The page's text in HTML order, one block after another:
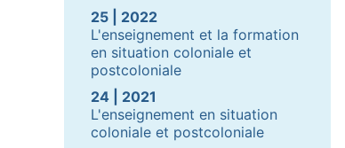
25 | 2022
L'enseignement et la formation
en situation coloniale et
postcoloniale
24 | 2021
L'enseignement en situation
coloniale et postcoloniale